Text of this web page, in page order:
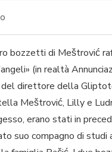
bozzetti di Meštrović
(in realtà
direttore della
Meštrović, Lilly e
erano stati in
compagno di studi